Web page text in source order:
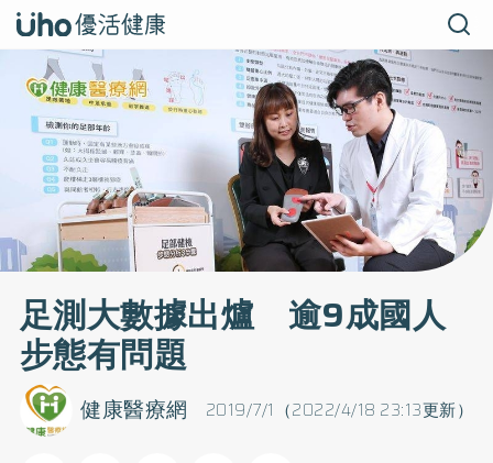
足測大數據出爐 逾9成國人
步態有問題
2019/7/1（2022/4/18 23:13更新）
健康醫療網